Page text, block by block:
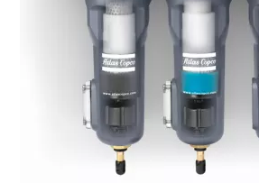
Find ud af, hvordan du kan skabe en
pneumatisk transportproces.
Få mere at vide